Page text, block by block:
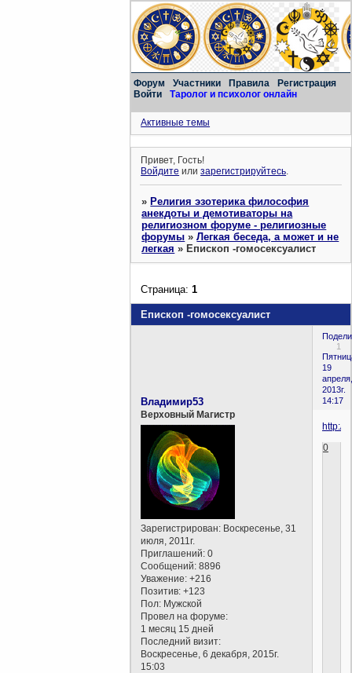
Форум Участники Правила
Регистрация
Войти
Таролог и психолог онлайн
Активные темы
Привет, Гость!
Войдите илизарегистрируйтесь.
»Религия эзотерика философия
анекдоты и демотиваторы на
религиозном форуме - религиозные
форумы »Легкая беседа, а может и не
легкая »Епископ -гомосексуалист
Епископ -гомосексуалист
Страница:1
1
19
апреля,
2013г.
14:17
Владимир53
Верховный Магистр
Зарегистрирован: Воскресенье, 31
июля, 2011г.
Приглашений: 0
Сообщений: 8896
Уважение: +216
Позитив: +123
Пол: Мужской
Провел на форуме:
1 месяц 15 дней
Последний визит:
Воскресенье, 6 декабря, 2015г.
15:03
http://
0